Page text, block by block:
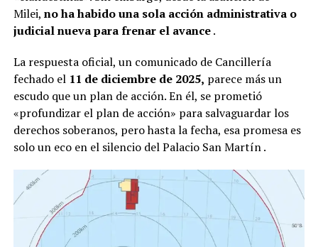
Milei, no ha habido una sola acción administrativa o
judicial nueva para frenar el avance.
La respuesta oficial, un comunicado de Cancillería
fechado el 11 de diciembre de 2025, parece más un
escudo que un plan de acción. En él, se prometió
«profundizar el plan de acción» para salvaguardar los
derechos soberanos, pero hasta la fecha, esa promesa es
solo un eco en el silencio del Palacio San Martín.